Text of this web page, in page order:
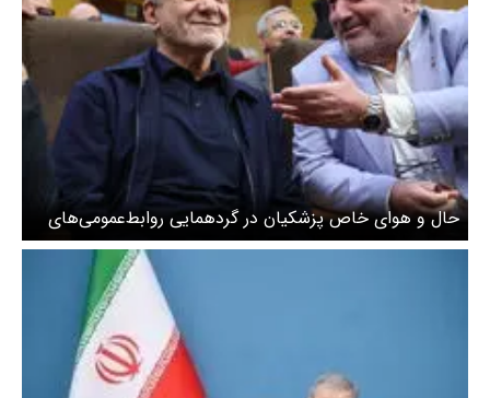
حال و هوای خاص پزشکیان در گردهمایی روابط‌عمومی‌های
دستگاه‌های کشور + عکس